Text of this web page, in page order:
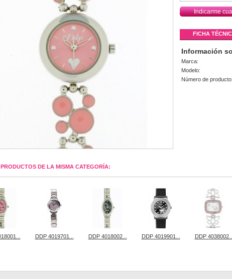
Indicarme
FICHA
Información
Marca:
Modelo:
Número de producto:
DE LA MISMA CATEGORÍA:
DDP 4019701... DDP 4018002... DDP 4019901... DDP 4038002...